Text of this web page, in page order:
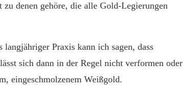
denen gehöre, die alle Gold-Legierungen
Praxis kann ich sagen, dass
sich dann in der Regel nicht verformen oder
eingeschmolzenem Weißgold.